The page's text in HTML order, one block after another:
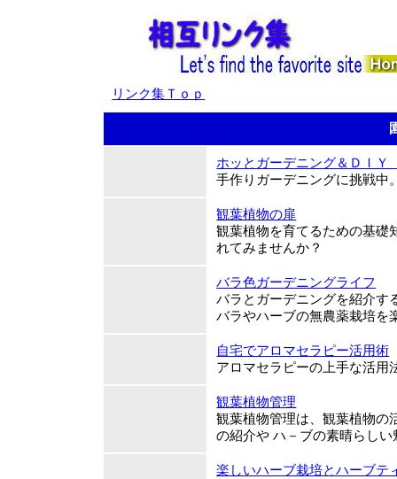
リンク集Ｔｏｐ
ホッとガーデニング＆ＤＩＹ
手作りガーデニングに挑戦中
観葉植物の扉
観葉植物を育てるための基礎
れてみませんか？
バラ色ガーデニングライフ
バラとガーデニングを紹介す
バラやハーブの無農薬栽培を
自宅でアロマセラピー活用術
アロマセラピーの上手な活用
観葉植物管理
観葉植物管理は、観葉植物の
の紹介や ハ－ブの素晴らし
楽しいハーブ栽培とハーブテ